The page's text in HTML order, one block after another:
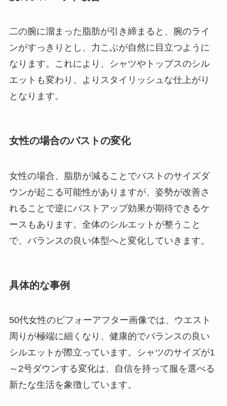
二の腕に溜まった脂肪が引き締まると、腕のライ
ンがすっきりとし、力こぶが自然に目立つように
なります。これにより、シャツやトップスのシル
エットも変わり、よりスタイリッシュな仕上がり
となります。
女性の場合のバストの変化
女性の場合、脂肪が減ることでバストのサイズダ
ウンが起こる可能性がありますが、姿勢が改善さ
れることで逆にバストアップ効果が期待できるケ
ースもあります。全体のシルエットが整うこと
で、バランスの良い体型へと変化していきます。
具体的な事例
50代女性のビフォーアフター画像では、ウエスト
周りが極端に細くなり、健康的でバランスの良い
シルエットが際立っています。シャツのサイズが1
～2号ダウンする変化は、自信を持って服を選べる
新たな生活を象徴しています。